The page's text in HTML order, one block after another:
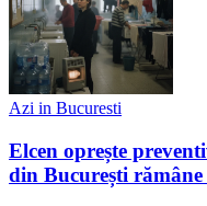
Azi in Bucuresti
Elcen oprește
din București